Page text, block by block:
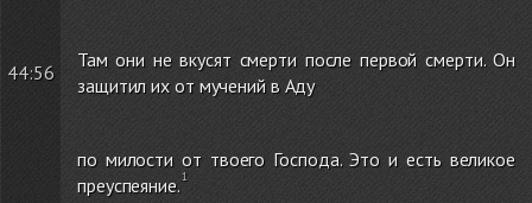
44:56
Там они не вкусят смерти после первой смерти. Он
защитил их от мучений в Аду
по милости от твоего Господа. Это и есть великое
преуспеяние.